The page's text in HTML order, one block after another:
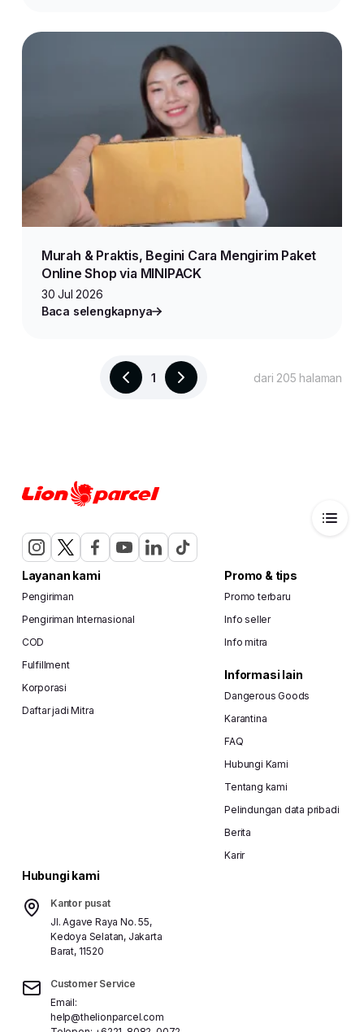
Murah & Praktis, Begini Cara Mengirim Paket
Online Shop via MINIPACK
30 Jul 2026
Baca selengkapnya
1 dari 205 halaman
Layanan kami
Pengiriman
Pengiriman Internasional
COD
Fulfillment
Korporasi
Daftar jadi Mitra
Promo & tips
Promo terbaru
Info seller
Info mitra
Informasi lain
Dangerous Goods
Karantina
FAQ
Hubungi Kami
Tentang kami
Pelindungan data pribadi
Berita
Karir
Hubungi kami
Kantor pusat
Jl. Agave Raya No. 55,
Kedoya Selatan, Jakarta
Barat, 11520
Customer Service
Email:
help@thelionparcel.com